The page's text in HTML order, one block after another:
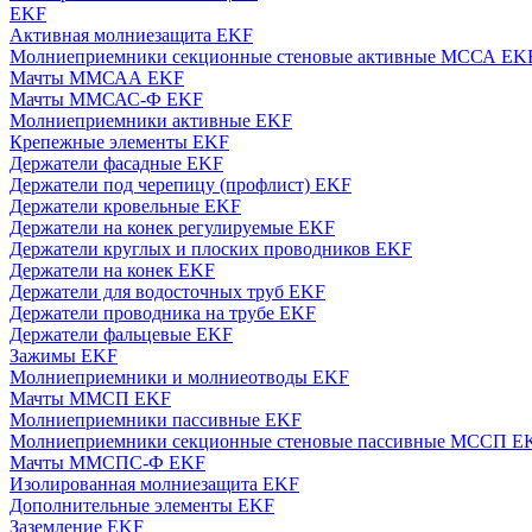
EKF
Активная молниезащита EKF
Молниеприемники секционные стеновые активные МССА
Мачты ММСАА EKF
Мачты ММСАС-Ф EKF
Молниеприемники активные EKF
Крепежные элементы EKF
Держатели фасадные EKF
Держатели под черепицу (профлист) EKF
Держатели кровельные EKF
Держатели на конек регулируемые EKF
Держатели круглых и плоских проводников EKF
Держатели на конек EKF
Держатели для водосточных труб EKF
Держатели проводника на трубе EKF
Держатели фальцевые EKF
Зажимы EKF
Молниеприемники и молниеотводы EKF
Мачты ММСП EKF
Молниеприемники пассивные EKF
Молниеприемники секционные стеновые пассивные МССП
Мачты ММСПС-Ф EKF
Изолированная молниезащита EKF
Дополнительные элементы EKF
Заземление EKF